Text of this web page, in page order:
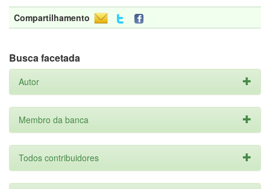
Compartilhamento
Busca facetada
Autor
Membro da banca
Todos contribuidores